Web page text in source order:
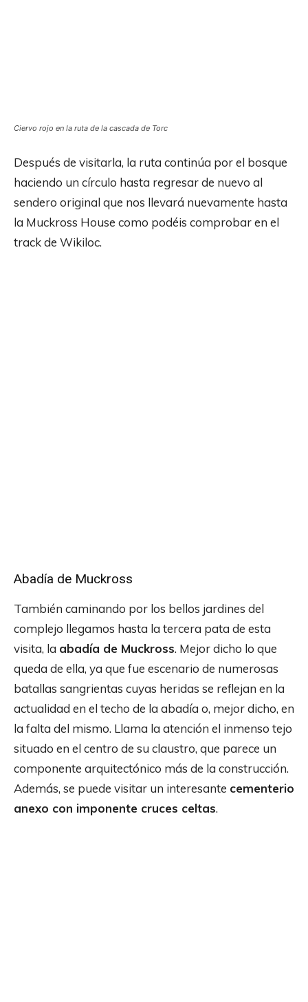
Ciervo rojo en la ruta de la cascada de Torc
Después de visitarla, la ruta continúa por el bosque
haciendo un círculo hasta regresar de nuevo al
sendero original que nos llevará nuevamente hasta
la Muckross House como podéis comprobar en el
track de Wikiloc.
Abadía de Muckross
También caminando por los bellos jardines del
complejo llegamos hasta la tercera pata de esta
visita, la abadía de Muckross. Mejor dicho lo que
queda de ella, ya que fue escenario de numerosas
batallas sangrientas cuyas heridas se reflejan en la
actualidad en el techo de la abadía o, mejor dicho, en
la falta del mismo. Llama la atención el inmenso tejo
situado en el centro de su claustro, que parece un
componente arquitectónico más de la construcción.
Además, se puede visitar un interesante cementerio
anexo con imponente cruces celtas.